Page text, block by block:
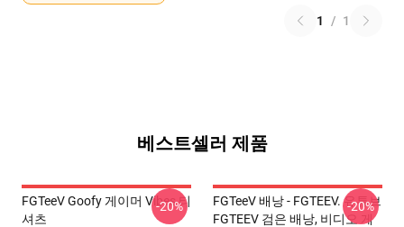
1 / 1
베스트셀러 제품
FGTeeV Goofy 게이머 Vibes 티
셔츠
-20%
FGTeeV 배낭 - FGTEEV. 유튜브
FGTEEV 검은 배낭, 비디오 게
-20%